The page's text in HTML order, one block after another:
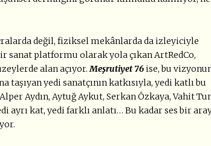
değil, fiziksel mekânlarda da izleyiciyle
sanat platformu olarak yola çıkan ArtRedCo,
alan açıyor.Meşrutiyet 76ise, bu
yedi sanatçının katkısıyla, yedi katlı bu
Aydın, Aytuğ Aykut, Serkan Özkaya, Vahit
ayrı kat, yedi farklı anlatı… Bu kadar ses bir